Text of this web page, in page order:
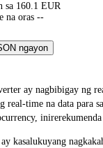
sa 160.1 EUR
na oras --
ngayon
ay nagbibigay ng
real-time na data para
kasalukuyang